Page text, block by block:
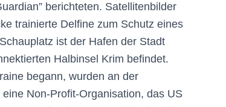
berichteten. Satellitenbilder
trainierte Delfine zum Schutz eines
ist der Hafen der Stadt
Halbinsel Krim befindet.
begann, wurden an der
Non-Profit-Organisation, das US